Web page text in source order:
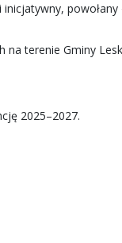
terenie Gminy
2025–2027.